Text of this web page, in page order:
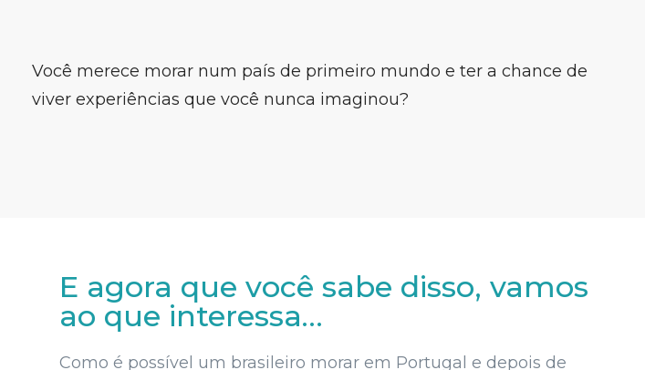
Você merece morar num país de primeiro mundo e ter a chance de
viver experiências que você nunca imaginou?
E agora que você sabe disso, vamos
ao que interessa…
Como é possível um brasileiro morar em Portugal e depois de